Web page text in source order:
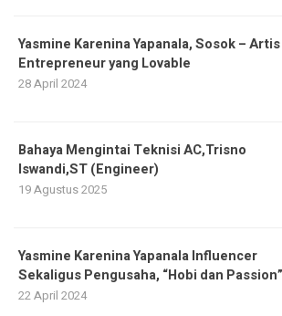
Yasmine Karenina Yapanala, Sosok –
Entrepreneur yang Lovable
28 April 2024
Bahaya Mengintai Teknisi AC,Trisno
Iswandi,ST (Engineer)
19 Agustus 2025
Yasmine Karenina Yapanala Influencer
Sekaligus Pengusaha, “Hobi dan Passion”
22 April 2024